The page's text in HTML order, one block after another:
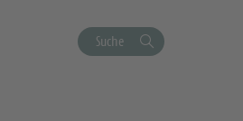
Suche